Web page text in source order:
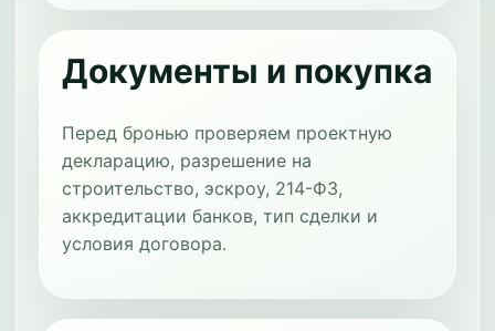
Документы и покупка
Перед бронью проверяем проектную
декларацию, разрешение на
строительство, эскроу, 214-ФЗ,
аккредитации банков, тип сделки и
условия договора.